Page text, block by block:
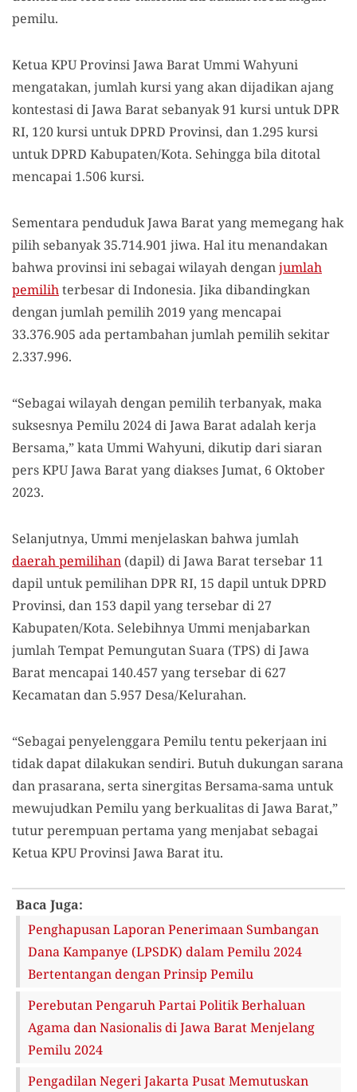
pemilu.
Ketua KPU Provinsi Jawa Barat Ummi Wahyuni
mengatakan, jumlah kursi yang akan dijadikan ajang
kontestasi di Jawa Barat sebanyak 91 kursi untuk DPR
RI, 120 kursi untuk DPRD Provinsi, dan 1.295 kursi
untuk DPRD Kabupaten/Kota. Sehingga bila ditotal
mencapai 1.506 kursi.
Sementara penduduk Jawa Barat yang memegang hak
pilih sebanyak 35.714.901 jiwa. Hal itu menandakan
bahwa provinsi ini sebagai wilayah denganjumlah
pemilihterbesar di Indonesia. Jika dibandingkan
dengan jumlah pemilih 2019 yang mencapai
33.376.905 ada pertambahan jumlah pemilih sekitar
2.337.996.
“Sebagai wilayah dengan pemilih terbanyak, maka
suksesnya Pemilu 2024 di Jawa Barat adalah kerja
Bersama,” kata Ummi Wahyuni, dikutip dari siaran
pers KPU Jawa Barat yang diakses Jumat, 6 Oktober
2023.
Selanjutnya, Ummi menjelaskan bahwa jumlah
daerah pemilihan (dapil) di Jawa Barat tersebar 11
dapil untuk pemilihan DPR RI, 15 dapil untuk DPRD
Provinsi, dan 153 dapil yang tersebar di 27
Kabupaten/Kota. Selebihnya Ummi menjabarkan
jumlah Tempat Pemungutan Suara (TPS) di Jawa
Barat mencapai 140.457 yang tersebar di 627
Kecamatan dan 5.957 Desa/Kelurahan.
“Sebagai penyelenggara Pemilu tentu pekerjaan ini
tidak dapat dilakukan sendiri. Butuh dukungan sarana
dan prasarana, serta sinergitas Bersama-sama untuk
mewujudkan Pemilu yang berkualitas di Jawa Barat,”
tutur perempuan pertama yang menjabat sebagai
Ketua KPU Provinsi Jawa Barat itu.
Baca Juga:
Penghapusan Laporan Penerimaan Sumbangan
Dana Kampanye (LPSDK) dalam Pemilu 2024
Bertentangan dengan Prinsip Pemilu
Perebutan Pengaruh Partai Politik Berhaluan
Agama dan Nasionalis di Jawa Barat Menjelang
Pemilu 2024
Pengadilan Negeri Jakarta Pusat Memutuskan